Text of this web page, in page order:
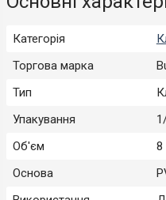
Категорія
Торгова марка
Тип
Упакування
Об'єм
8
Основа